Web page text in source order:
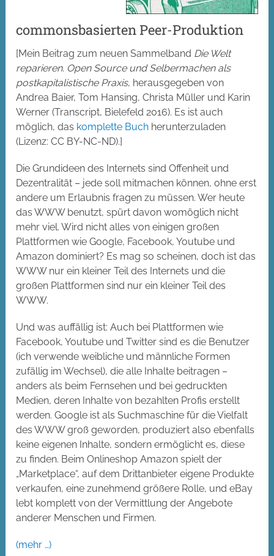
commonsbasierten Peer-Produktion
[Mein Beitrag zum neuen Sammelband Die Welt
reparieren. Open Source und Selbermachen als
postkapitalistische Praxis, herausgegeben von
Andrea Baier, Tom Hansing, Christa Müller und Karin
Werner (Transcript, Bielefeld 2016). Es ist auch
möglich, das komplette Buch herunterzuladen
(Lizenz: CC BY-NC-ND).]
Die Grundideen des Internets sind Offenheit und
Dezentralität – jede soll mitmachen können, ohne erst
andere um Erlaubnis fragen zu müssen. Wer heute
das WWW benutzt, spürt davon womöglich nicht
mehr viel. Wird nicht alles von einigen großen
Plattformen wie Google, Facebook, Youtube und
Amazon dominiert? Es mag so scheinen, doch ist das
WWW nur ein kleiner Teil des Internets und die
großen Plattformen sind nur ein kleiner Teil des
WWW.
Und was auffällig ist: Auch bei Plattformen wie
Facebook, Youtube und Twitter sind es die Benutzer
(ich verwende weibliche und männliche Formen
zufällig im Wechsel), die alle Inhalte beitragen –
anders als beim Fernsehen und bei gedruckten
Medien, deren Inhalte von bezahlten Profis erstellt
werden. Google ist als Suchmaschine für die Vielfalt
des WWW groß geworden, produziert also ebenfalls
keine eigenen Inhalte, sondern ermöglicht es, diese
zu finden. Beim Onlineshop Amazon spielt der
„Marketplace“, auf dem Drittanbieter eigene Produkte
verkaufen, eine zunehmend größere Rolle, und eBay
lebt komplett von der Vermittlung der Angebote
anderer Menschen und Firmen.
(mehr …)